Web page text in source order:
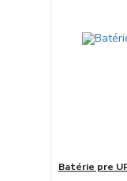
Batérie pre